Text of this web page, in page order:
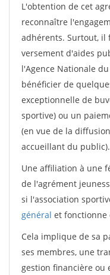
L'obtention de cet
reconnaître
adhérents. Surtout, il
versement d'aides
l'Agence Nationale
bénéficier de
exceptionnelle de
sportive) ou un
(en vue de la
accueillant du public).
Une affiliation à une
de l'agrément
si l'association
général et fonctionne
Cela implique de sa
ses membres, une
gestion financière ou